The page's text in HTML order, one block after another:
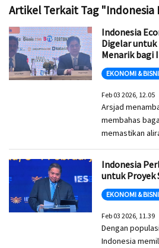
Artikel Terkait Tag "Indonesia
Indonesia
Digelar
Menarik bagi
EKONOMI &
Feb 03 2026, 12.05
Arsjad
membahas
memastikan
Indonesia
untuk Proyek
EKONOMI &
Feb 03 2026, 11.39
Dengan
Indonesia